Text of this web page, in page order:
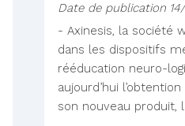
Date de publication
- Axinesis, la société
dans les dispositifs
rééducation neuro-
aujourd’hui
son nouveau produit,